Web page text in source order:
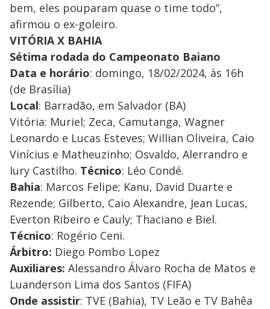
bem, eles pouparam quase o time todo”,
afirmou o ex-goleiro.
VITÓRIA X BAHIA
Sétima rodada do Campeonato Baiano
Data e horário: domingo, 18/02/2024, às 16h
(de Brasília)
Local: Barradão, em Salvador (BA)
Vitória: Muriel; Zeca, Camutanga, Wagner
Leonardo e Lucas Esteves; Willian Oliveira, Caio
Vinícius e Matheuzinho; Osvaldo, Alerrandro e
Iury Castilho. Técnico: Léo Condé.
Bahia: Marcos Felipe; Kanu, David Duarte e
Rezende; Gilberto, Caio Alexandre, Jean Lucas,
Everton Ribeiro e Cauly; Thaciano e Biel.
Técnico: Rogério Ceni.
Árbitro: Diego Pombo Lopez
Auxiliares: Alessandro Álvaro Rocha de Matos e
Luanderson Lima dos Santos (FIFA)
Onde assistir: TVE (Bahia), TV Leão e TV Bahêa